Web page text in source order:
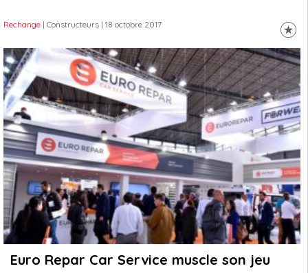
Rechange | Constructeurs | 18 octobre 2017
Euro Repar Car Service muscle son jeu